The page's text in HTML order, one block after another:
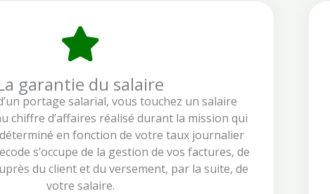
garantie du salaire
portage salarial, vous touchez un salaire
chiffre d’affaires réalisé durant la mission qui
en fonction de votre taux journalier
s’occupe de la gestion de vos factures, de
du client et du versement, par la suite, de
votre salaire.